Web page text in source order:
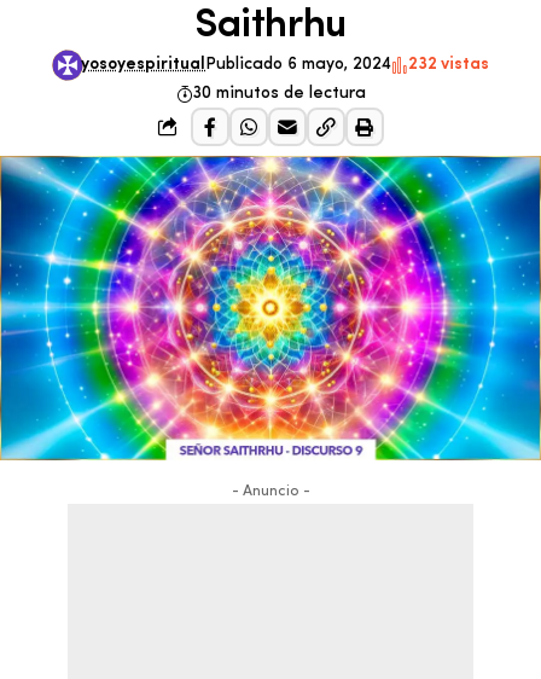
Saithrhu
yosoyespiritual Publicado 6 mayo, 2024
232 vistas
30 minutos de lectura
- Anuncio -